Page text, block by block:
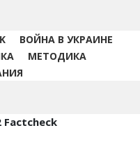
ВОЙНА В УКРАИНЕ
МЕТОДИКА